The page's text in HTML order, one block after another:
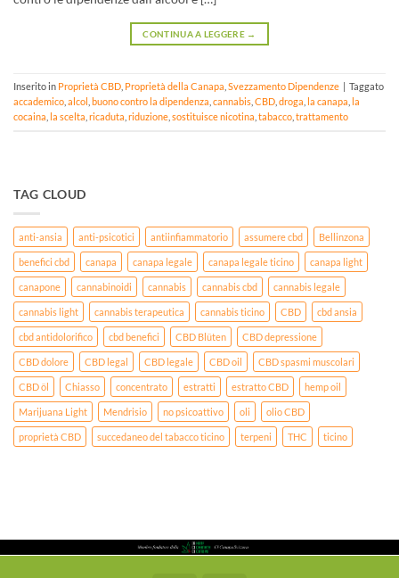
CONTINUA A LEGGERE →
Inserito in Proprietà CBD Proprietà della Canapa Svezzamento Dipendenze
Taggato
accademico alcol buono contro la dipendenza cannabis CBD droga la canapa
la
cocaina
la scelta ricaduta riduzione sostituisce nicotina tabacco trattamento
TAG CLOUD
anti-ansia anti-psicotici antiinfiammatorio assumere cbd Bellinzona
benefici cbd canapa canapa legale canapa legale ticino canapa light
canapone cannabinoidi cannabis cannabis cbd cannabis legale
cannabis light cannabis terapeutica cannabis ticino CBD cbd ansia
cbd antidolorifico cbd benefici CBD Blüten CBD depressione
CBD dolore CBD legal CBD legale CBD oil CBD spasmi muscolari
CBD öl Chiasso concentrato estratti estratto CBD hemp oil
Marijuana Light Mendrisio no psicoattivo oli olio CBD
proprietà CBD succedaneo del tabacco ticino terpeni THC ticino